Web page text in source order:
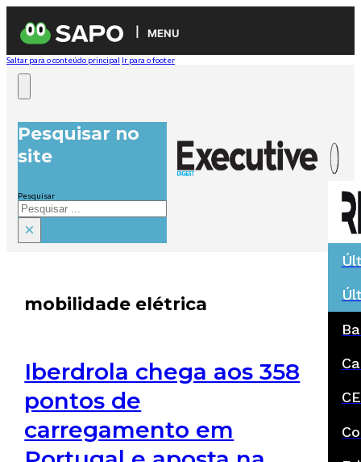
MENU
Saltar para o conteúdo principal Ir para o footer
Pesquisar no
site
Pesquisar
×
mobilidade elétrica
Iberdrola chega aos 358
pontos de
carregamento em